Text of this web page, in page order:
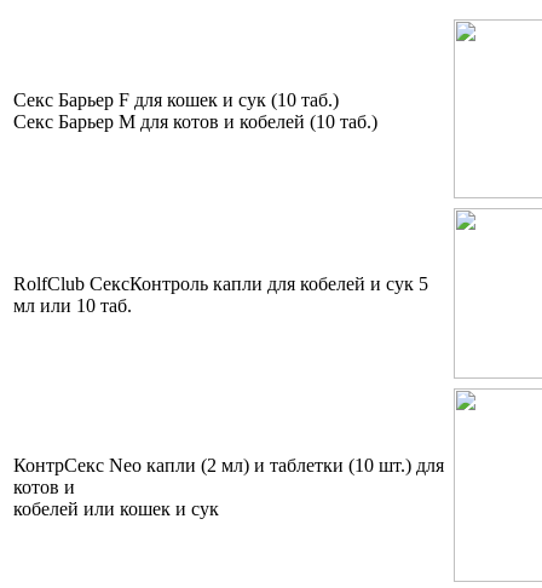
Секс Барьер F для кошек и сук (10 таб.)
Секс Барьер М для котов и кобелей (10 таб.)
RolfClub СексКонтроль капли для кобелей и сук 5
мл или 10 таб.
КонтрСекс Neo капли (2 мл) и таблетки (10 шт.) для
котов и
кобелей или кошек и сук